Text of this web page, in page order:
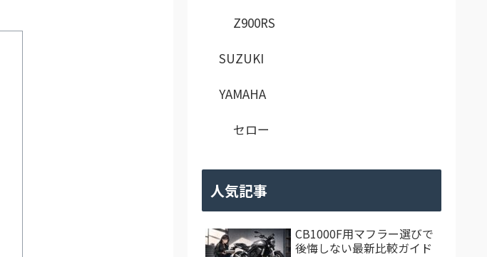
Z900RS
SUZUKI
YAMAHA
セロー
人気記事
CB1000F用マフラー選びで
後悔しない最新比較ガイド